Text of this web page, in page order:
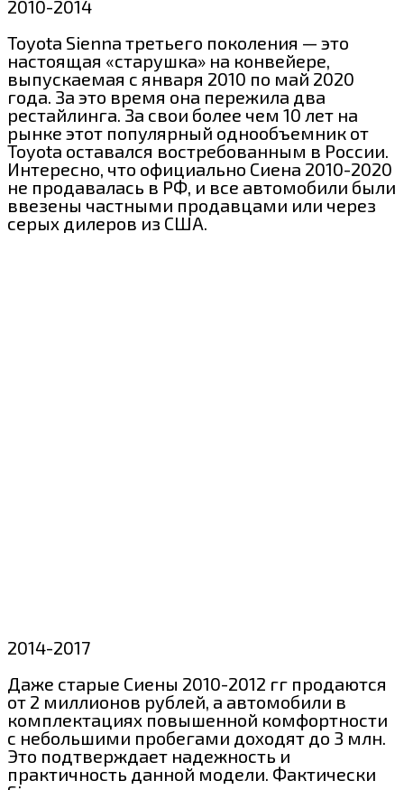
2010-2014
Toyota Sienna третьего поколения — это
настоящая «старушка» на конвейере,
выпускаемая с января 2010 по май 2020
года. За это время она пережила два
рестайлинга. За свои более чем 10 лет на
рынке этот популярный однообъемник от
Toyota оставался востребованным в России.
Интересно, что официально Сиена 2010-2020
не продавалась в РФ, и все автомобили были
ввезены частными продавцами или через
серых дилеров из США.
2014-2017
Даже старые Сиены 2010-2012 гг продаются
от 2 миллионов рублей, а автомобили в
комплектациях повышенной комфортности
с небольшими пробегами доходят до 3 млн.
Это подтверждает надежность и
практичность данной модели. Фактически